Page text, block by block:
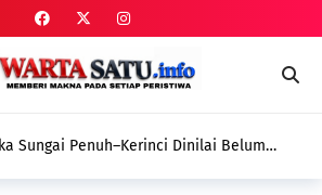
Sungai Penuh–Kerinci Dinilai Belum